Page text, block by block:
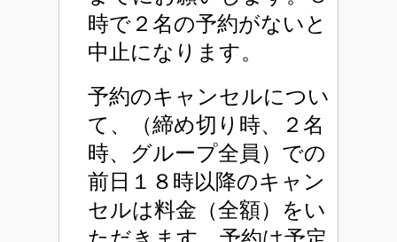
時で２名の予約がないと
中止になります。
予約のキャンセルについ
て、（締め切り時、２名
時、グループ全員）での
前日１８時以降のキャン
セルは料金（全額）をい